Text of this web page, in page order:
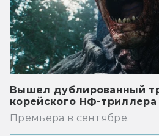
Вышел дублированный
корейского НФ-
Премьера в сентябре.